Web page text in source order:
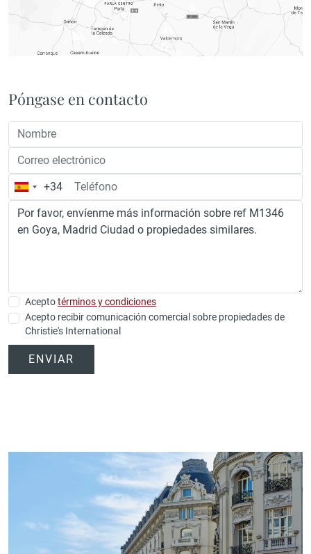
Póngase en contacto
España
+34
+34
Aceptotérminos y condiciones
Acepto recibir comunicación comercial sobre propiedades de
Christie's International
ENVIAR